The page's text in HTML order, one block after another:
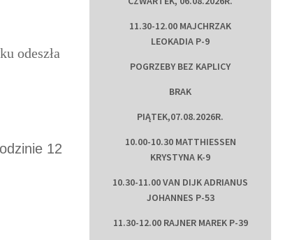
odeszła
12
11.30-12.00 MAJCHRZAK
LEOKADIA P-9
POGRZEBY BEZ KAPLICY
BRAK
PIĄTEK,07.08.2026R.
10.00-10.30 MATTHIESSEN
KRYSTYNA K-9
10.30-11.00 VAN DIJK ADRIANUS
JOHANNES P-53
11.30-12.00 RAJNER MAREK P-39